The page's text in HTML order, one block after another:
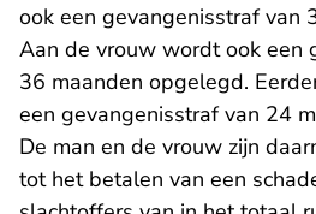
ook een gevangenisstraf van
Aan de vrouw wordt ook een
36 maanden opgelegd.
een gevangenisstraf van 24
De man en de vrouw zijn
tot het betalen van een